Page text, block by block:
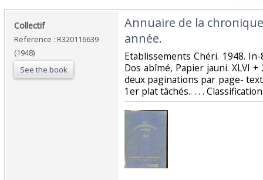
‎Collectif‎
Reference : R320116639
(1948)
See the book
‎Annuaire de la
année.‎
‎Etablissements Chéri. 1948.
Dos abîmé, Papier jauni. XLVI
deux paginations par page-
1er plat tâchés.. . . .